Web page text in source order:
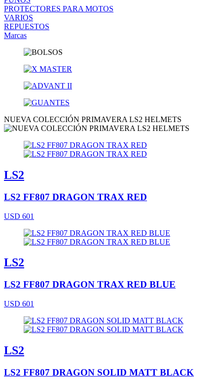
PROTECTORES PARA MOTOS
VARIOS
REPUESTOS
Marcas
NUEVA COLECCIÓN PRIMAVERA LS2 HELMETS
LS2
LS2 FF807 DRAGON TRAX RED
USD 601
LS2
LS2 FF807 DRAGON TRAX RED BLUE
USD 601
LS2
LS2 FF807 DRAGON SOLID MATT BLACK